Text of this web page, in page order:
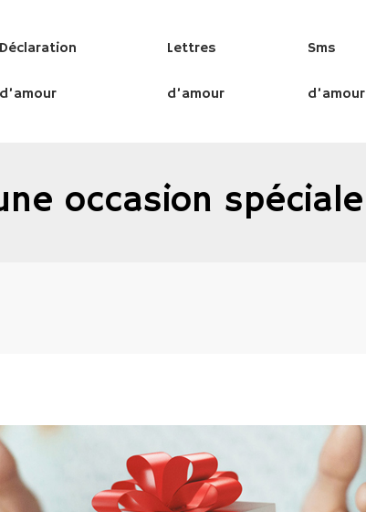
Déclaration
d’amour
Lettres
d’amour
Sms
d’amour
occasion spéciale